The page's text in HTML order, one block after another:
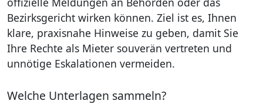
Bezirksgericht wirken können. Ziel ist es, Ihnen
klare, praxisnahe Hinweise zu geben, damit Sie
Ihre Rechte als Mieter souverän vertreten und
unnötige Eskalationen vermeiden.
Welche Unterlagen sammeln?